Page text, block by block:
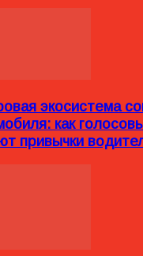
экосистема
как
привычки